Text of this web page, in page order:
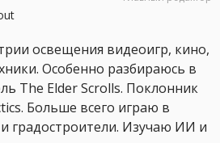
освещения видеоигр, кино,
Особенно разбираюсь в
The Elder Scrolls. Поклонник
Больше всего играю в
градостроители. Изучаю ИИ и